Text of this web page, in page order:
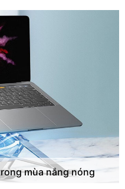
mùa nắng nóng